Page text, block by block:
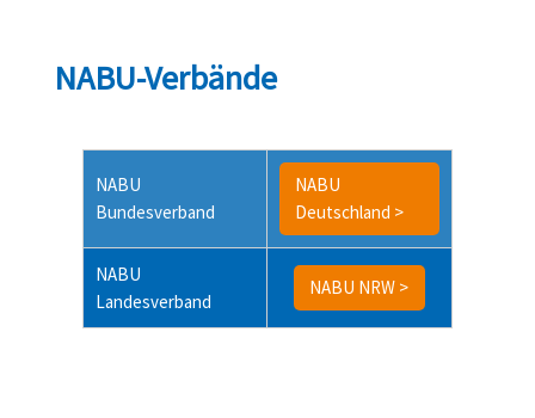
NABU-Verbände
NABU
Bundesverband
NABU
Deutschland >
NABU
Landesverband
NABU NRW >